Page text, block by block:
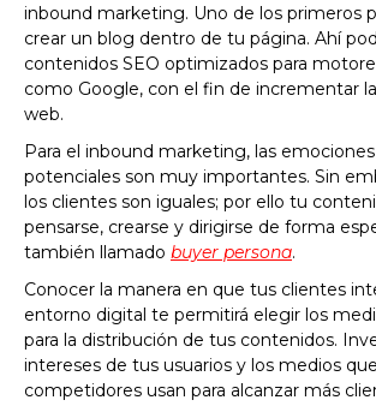
inbound marketing. Uno de los primeros
crear un blog dentro de tu página. Ahí
contenidos SEO optimizados para
como Google, con el fin de incrementar
web.
Para el inbound marketing, las
potenciales son muy importantes. Sin
los clientes son iguales; por ello tu
pensarse, crearse y dirigirse de forma
también llamado buyer persona.
Conocer la manera en que tus clientes
entorno digital te permitirá elegir los
para la distribución de tus contenidos.
intereses de tus usuarios y los medios
competidores usan para alcanzar más